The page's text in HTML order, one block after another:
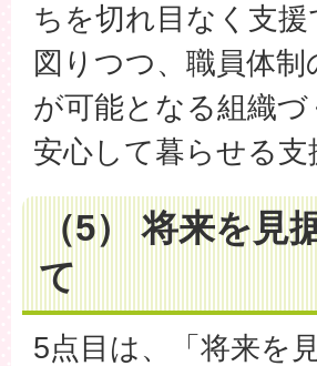
ちを切れ目なく支
図りつつ、職員体
が可能となる組織
安心して暮らせる
（5） 将来を
て
5点目は、「将来を